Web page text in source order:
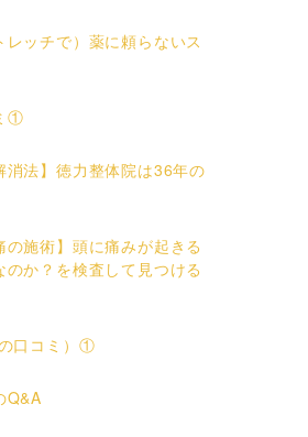
レッチで）薬に頼らないス
①
消法】徳力整体院は36年の
の施術】頭に痛みが起きる
か？を検査して見つける
口コミ）①
Q&A